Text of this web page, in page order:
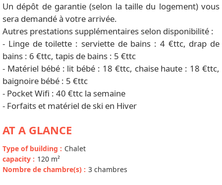
Un dépôt de garantie (selon la taille du logement) vous
sera demandé à votre arrivée.
Autres prestations supplémentaires selon disponibilité :
- Linge de toilette : serviette de bains : 4 €ttc, drap de
bains : 6 €ttc, tapis de bains : 5 €ttc
- Matériel bébé : lit bébé : 18 €ttc, chaise haute : 18 €ttc,
baignoire bébé : 5 €ttc
- Pocket Wifi : 40 €ttc la semaine
- Forfaits et matériel de ski en Hiver
AT A GLANCE
Type of building : Chalet
capacity : 120 m²
Nombre de chambre(s) : 3 chambres